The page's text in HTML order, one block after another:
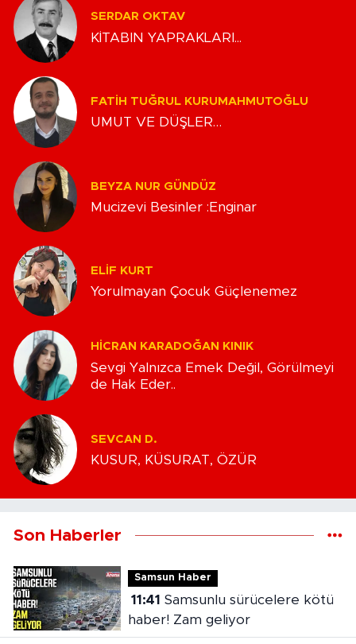
SERDAR OKTAV
KİTABIN YAPRAKLARI...
FATIH TUĞRUL KURUMAHMUTOĞLU
UMUT VE DÜŞLER…
BEYZA NUR GÜNDÜZ
Mucizevi Besinler :Enginar
ELIF KURT
Yorulmayan Çocuk Güçlenemez
HICRAN KARADOĞAN KINIK
Sevgi Yalnızca Emek Değil, Görülmeyi
de Hak Eder..
SEVCAN D.
KUSUR, KÜSURAT, ÖZÜR
Son Haberler
Samsun Haber
11:41
haber! Zam geliyor